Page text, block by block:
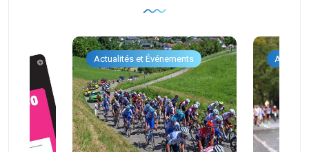
Actualités et Événements